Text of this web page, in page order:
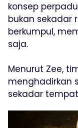
konsep
bukan sekadar
berkumpul,
saja.
Menurut Zee,
menghadirkan
sekadar